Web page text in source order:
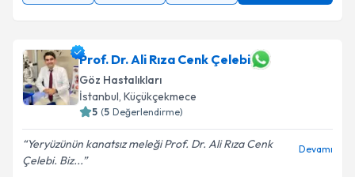
Prof. Dr. Ali Rıza Cenk Çelebi
Göz Hastalıkları
İstanbul, Küçükçekmece
5 (5 Değerlendirme)
Yeryüzünün kanatsız meleği Prof. Dr. Ali Rıza Cenk
Çelebi. Biz...
Devamı